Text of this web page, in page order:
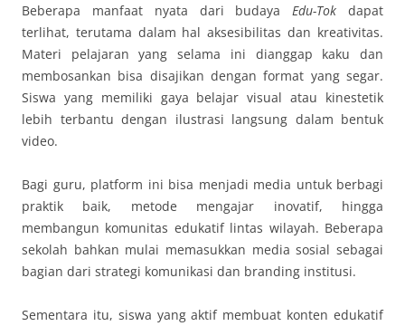
Beberapa manfaat nyata dari budayaEdu-Tok dapat
terlihat, terutama dalam hal aksesibilitas dan kreativitas.
Materi pelajaran yang selama ini dianggap kaku dan
membosankan bisa disajikan dengan format yang segar.
Siswa yang memiliki gaya belajar visual atau kinestetik
lebih terbantu dengan ilustrasi langsung dalam bentuk
video.
Bagi guru, platform ini bisa menjadi media untuk berbagi
praktik baik, metode mengajar inovatif, hingga
membangun komunitas edukatif lintas wilayah. Beberapa
sekolah bahkan mulai memasukkan media sosial sebagai
bagian dari strategi komunikasi dan branding institusi.
Sementara itu, siswa yang aktif membuat konten edukatif